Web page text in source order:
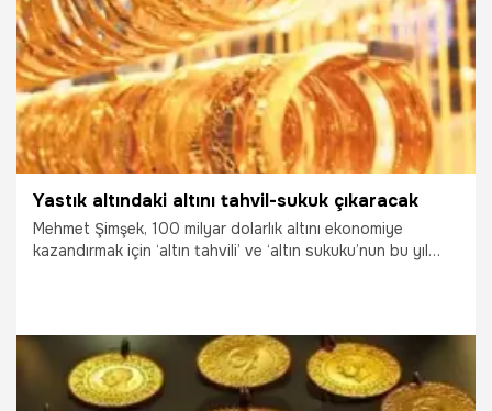
Yastık altındaki altını tahvil-sukuk çıkaracak
Mehmet Şimşek, 100 milyar dolarlık altını ekonomiye
kazandırmak için ‘altın tahvili’ ve ‘altın sukuku’nun bu yıl